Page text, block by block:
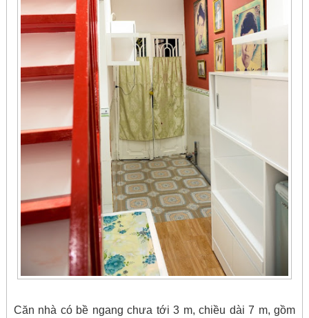
Căn nhà có bề ngang chưa tới 3 m, chiều dài 7 m, gồm